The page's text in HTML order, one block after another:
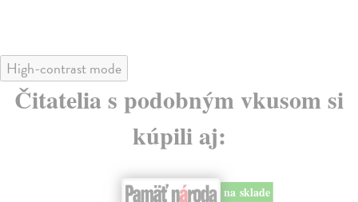
High-contrast mode
Čitatelia s podobným vkusom si
kúpili aj:
na sklade